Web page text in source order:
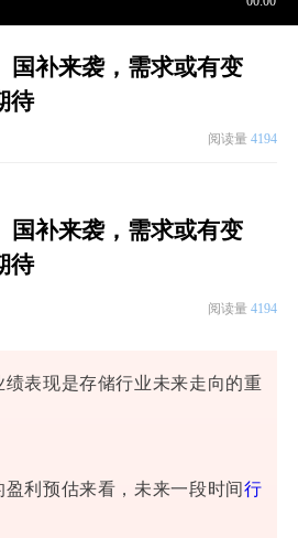
国补来袭，需求或有变
待
阅读量 4194
国补来袭，需求或有变
待
阅读量 4194
表现是存储行业未来走向的重
利预估来看，未来一段时间行